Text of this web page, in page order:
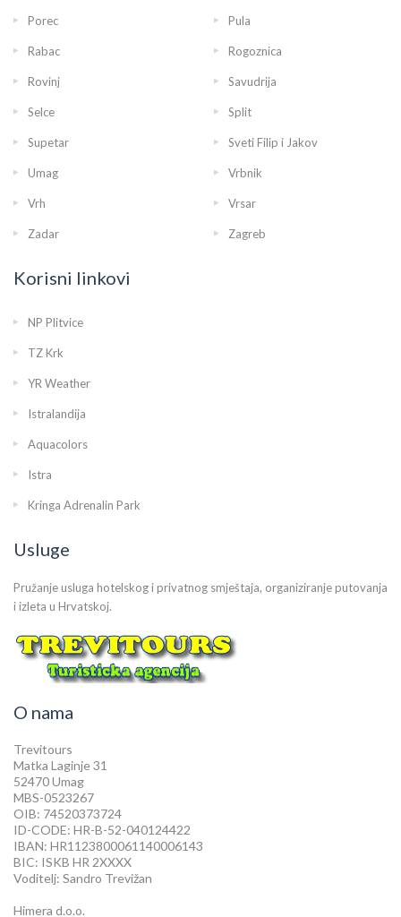
Porec Pula
Rabac Rogoznica
Rovinj Savudrija
Selce Split
Supetar Sveti Filip i Jakov
Umag Vrbnik
Vrh Vrsar
Zadar Zagreb
Korisni linkovi
NP Plitvice
TZ Krk
YR Weather
Istralandija
Aquacolors
Istra
Kringa Adrenalin Park
Usluge
Pružanje usluga hotelskog i privatnog smještaja, organiziranje putovanja
i izleta u Hrvatskoj.
O nama
Trevitours
Matka Laginje 31
52470 Umag
MBS-0523267
OIB: 74520373724
ID-CODE: HR-B-52-040124422
IBAN: HR1123800061140006143
BIC: ISKB HR 2XXXX
Voditelj: Sandro Trevižan
Himera d.o.o.